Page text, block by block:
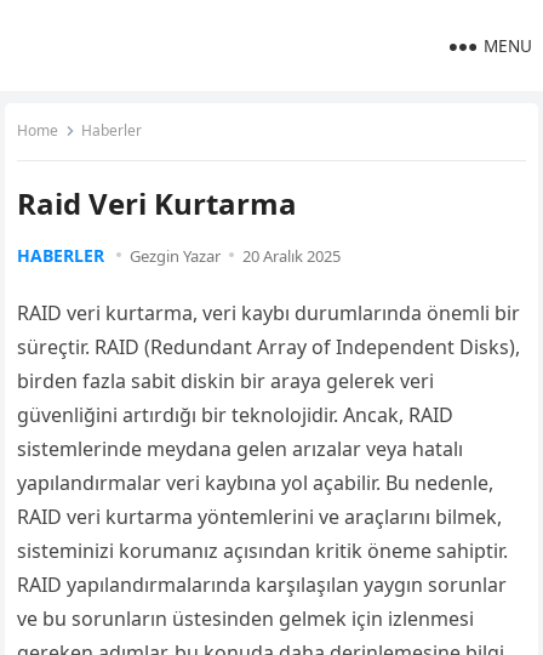
MENU
Home Haberler
Raid Veri Kurtarma
HABERLER Gezgin Yazar 20 Aralık 2025
RAID veri kurtarma, veri kaybı durumlarında önemli bir
süreçtir. RAID (Redundant Array of Independent Disks),
birden fazla sabit diskin bir araya gelerek veri
güvenliğini artırdığı bir teknolojidir. Ancak, RAID
sistemlerinde meydana gelen arızalar veya hatalı
yapılandırmalar veri kaybına yol açabilir. Bu nedenle,
RAID veri kurtarma yöntemlerini ve araçlarını bilmek,
sisteminizi korumanız açısından kritik öneme sahiptir.
RAID yapılandırmalarında karşılaşılan yaygın sorunlar
ve bu sorunların üstesinden gelmek için izlenmesi